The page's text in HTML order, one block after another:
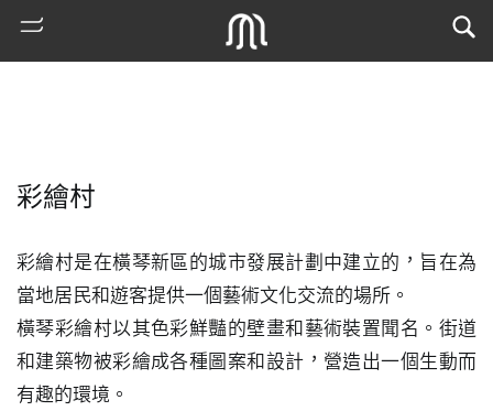
門
彩繪村
彩繪村是在橫琴新區的城市發展計劃中建立的，旨在為
當地居民和遊客提供一個藝術文化交流的場所。
橫琴彩繪村以其色彩鮮豔的壁畫和藝術裝置聞名。街道
和建築物被彩繪成各種圖案和設計，營造出一個生動而
有趣的環境。